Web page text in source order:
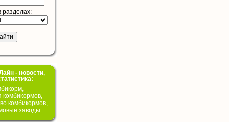
разделах:
- новости,
комбикормов,
комбикормов,
заводы.